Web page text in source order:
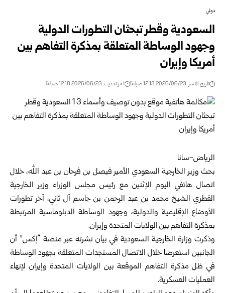
دولي
السعودية وقطر تبحثان التطورات الدولية
وجهود الوساطة المتعلقة بمذكرة التفاهم بين
‏أمريكا وإيران
تاريخ النشر: 2026/06/23 12:13 صباحًا اخر تحديث: 2026/06/23 12:18 صباحًا
الرياض-سانا‏
بحث وزير الخارجية السعودي الأمير فيصل بن فرحان بن عبد الله، خلال
اتصال هاتفي ‏اليوم الإثنين مع رئيس مجلس الوزراء وزير الخارجية
القطري الشيخ محمد بن عبد ‏الرحمن بن جاسم آل ثاني، آخر تطورات
الأوضاع الإقليمية والدولية، وجهود الوساطة ‏الدبلوماسية المرتبطة
بمذكرة التفاهم بين الولايات المتحدة وإيران.‏
وذكرت وزارة الخارجية السعودية في بيان نشرته عبر منصة “إكس” أن
الجانبين ‏استعرضا خلال الاتصال المستجدات المتعلقة بجهود الوساطة
في ظل مذكرة التفاهم ‏الموقعة بين الولايات المتحدة وإيران لإنهاء
العمليات العسكرية.‏